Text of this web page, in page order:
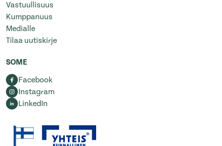
Vastuullisuus
Kumppanuus
Medialle
Tilaa uutiskirje
SOME
Facebook
Instagram
LinkedIn